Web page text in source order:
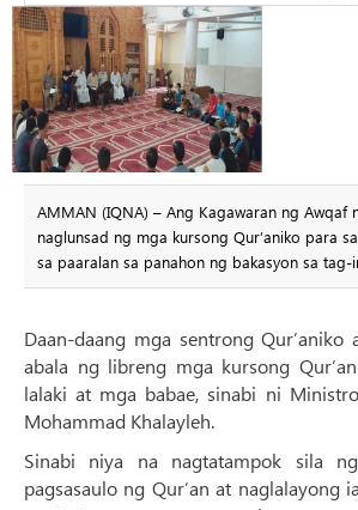
AMMAN (IQNA) – Ang Kagawaran ng Awqaf
naglunsad ng mga kursong Qur’aniko para
sa paaralan sa panahon ng bakasyon sa tag-
Daan-daang mga sentrong Qur’aniko
abala ng libreng mga kursong
lalaki at mga babae, sinabi ni
Mohammad Khalayleh.
Sinabi niya na nagtatampok sila
pagsasaulo ng Qur’an at naglalayong